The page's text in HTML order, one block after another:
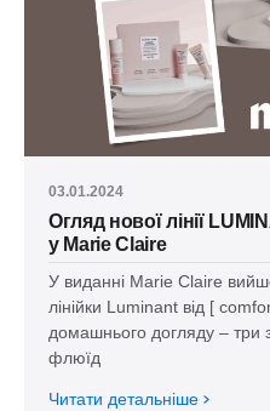
03.01.2024
Огляд нової лінії
у Marie Claire
У виданні Marie Claire
лінійки Luminant від [
домашнього догляду – три
флюїд
Читати детальніше